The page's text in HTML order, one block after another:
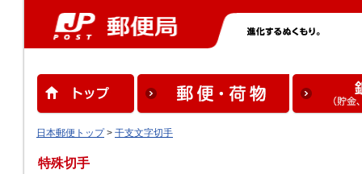
日本郵便トップ> 干支文字切手
特殊切手